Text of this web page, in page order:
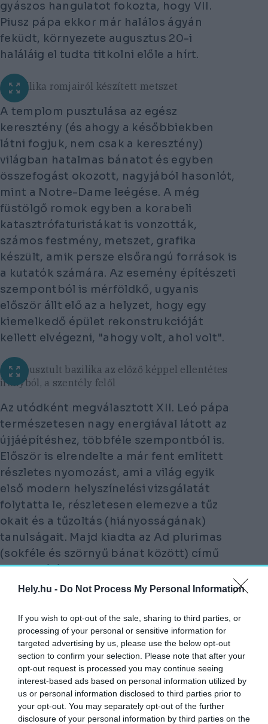
Hely.hu - Do Not Process My Personal Information
If you wish to opt-out of the sale, sharing to third parties, or
processing of your personal or sensitive information for
targeted advertising by us, please use the below opt-out
section to confirm your selection. Please note that after your
opt-out request is processed you may continue seeing
interest-based ads based on personal information utilized by
us or personal information disclosed to third parties prior to
your opt-out. You may separately opt-out of the further
disclosure of your personal information by third parties on the
gyászos hangulatot fokozta, hogy VII.
Piusz pápa ekkor már halálos ágyán
feküdt, környezete augusztus 20-i
haláláig el tudta titkolni előle a hírt.
A bazilika romjairól készített metszet
A templom pusztulása az egész
keresztény (és ahogy a későbbiekben
látni fogjuk, nem csak a keresztény)
világban hatalmas bánatot és egyben
összefogást okozott, nagyjából hasonlót,
mint a Notre-Dame leégése. A még
füstölgő romok egyben a korabeli
katasztrófaturistákat is vonzották,
számos festmény, metszet, grafika
készült, amik persze elsőrangú források is
a kutatók számára. Az esemény építészeti
szempontból is mérföldkő, ugyanis
először állt elő az a helyzet, hogy egy
kiemelkedő épület rekonstrukcióját
kellett elvégezni, "ahogy volt, ahol volt".
Az elpusztult bazilika az előző képpel ellentétes
irányból, a szentély felől
Az utódként megválasztott XII. Leó pápa
természetesen nagy energiával látott az
újjáépítéshez, többféle szempontból is.
Először is elrendelte a már fent említett
részletes nyomozást, ami a világ egyik
első modern helyszínelési vizsgálatát
folytatta le, részletesen elemezve a tűz
okait és a tűzoltás (hiányosságának)
tanulságait. Majd kiadta az Ad plurimas
(sokféle és szörnyű bánat között) című
enciklikáját, melyben tudatja, hogy a
templom az 1825-ös szentévben nem áll a
őket, hogy adományaival járuljanak hozzá
az "eredetivel megegyező" módon történő
helyreállításhoz. De mindenekelőtt
megkezdődött az értékmentési munka,
Gaetano Cottafavi, a korabeli Rómát
részletesen dokumentáló művész képén
látszik, hogy megtámasztották a nyugati